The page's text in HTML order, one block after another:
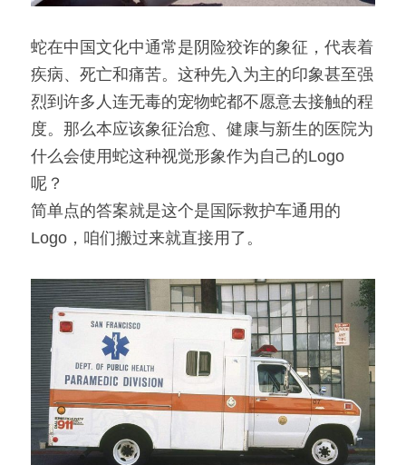
蛇在中国文化中通常是阴险狡诈的象征，代表着
疾病、死亡和痛苦。这种先入为主的印象甚至强
烈到许多人连无毒的宠物蛇都不愿意去接触的程
度。那么本应该象征治愈、健康与新生的医院为
什么会使用蛇这种视觉形象作为自己的Logo
呢？
简单点的答案就是这个是国际救护车通用的
Logo，咱们搬过来就直接用了。